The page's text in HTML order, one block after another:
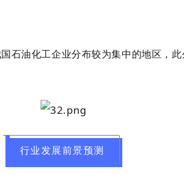
石油化工企业分布较为集中的地区，
行业发展前景预测